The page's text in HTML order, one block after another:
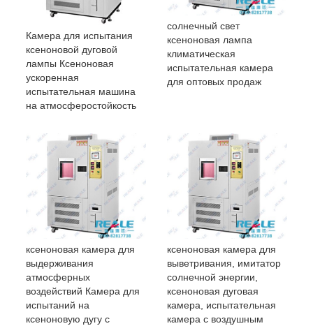
Камера для испытания
ксеноновой дуговой
лампы Ксеноновая
ускоренная
испытательная машина
на атмосферостойкость
солнечный свет
ксеноновая лампа
климатическая
испытательная камера
для оптовых продаж
ксеноновая камера для
выдерживания
атмосферных
воздействий Камера для
испытаний на
ксеноновую дугу с
ксеноновая камера для
выветривания, имитатор
солнечной энергии,
ксеноновая дуговая
камера, испытательная
камера с воздушным